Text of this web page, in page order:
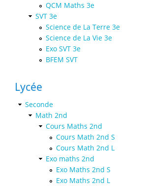
QCM Maths 3e
SVT 3e
Science de La Terre 3e
Science de La Vie 3e
Exo SVT 3e
BFEM SVT
Lycée
Seconde
Math 2nd
Cours Maths 2nd
Cours Math 2nd S
Cours Math 2nd L
Exo maths 2nd
Exo Maths 2nd S
Exo Maths 2nd L